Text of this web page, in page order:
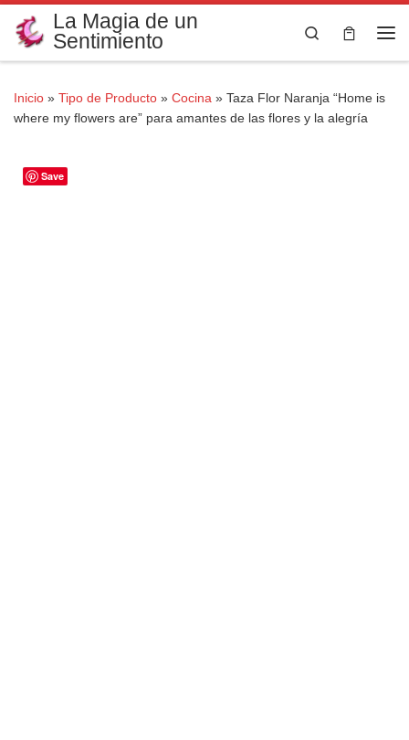
Saltar al contenido
La Magia de un
Sentimiento
Search
Inicio » Tipo de Producto » Cocina » Taza Flor Naranja “Home is
where my flowers are” para amantes de las flores y la alegría
Save